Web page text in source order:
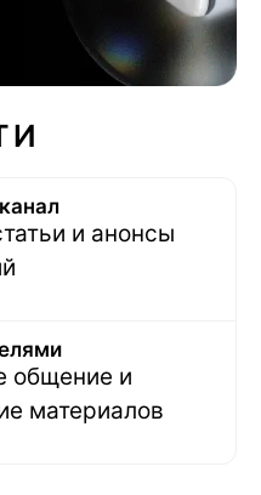
и анонсы
общение и
материалов